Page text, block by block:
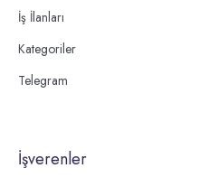
İş İlanları
Kategoriler
Telegram
İşverenler